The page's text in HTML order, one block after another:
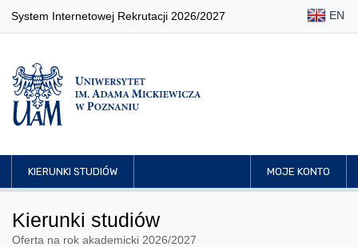
System Internetowej Rekrutacji 2026/2027 EN
KIERUNKI STUDIÓW MOJE KONTO
Kierunki studiów
Oferta na rok akademicki 2026/2027